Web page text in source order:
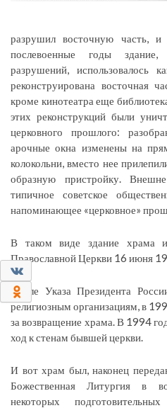
0
разрушил восточную часть,
послевоенные годы
разрушений, использовалось
реконструирована восточная
кроме кинотеатра еще
этих реконструкций были
церковного прошлого:
арочные окна изменены на
колокольни, вместо нее
образную пристройку.
типичное советское
напоминающее «церковное»
В таком виде здание храма
Православной Церкви 16 июня
После Указа Президента
религиозным организациям, в
за возвращение храма. В 1994
ход к стенам бывшей церкви.
И вот храм был, наконец
Божественная Литургия в
некоторых